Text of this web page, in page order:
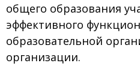
общего образования
эффективного
образовательной
организации.